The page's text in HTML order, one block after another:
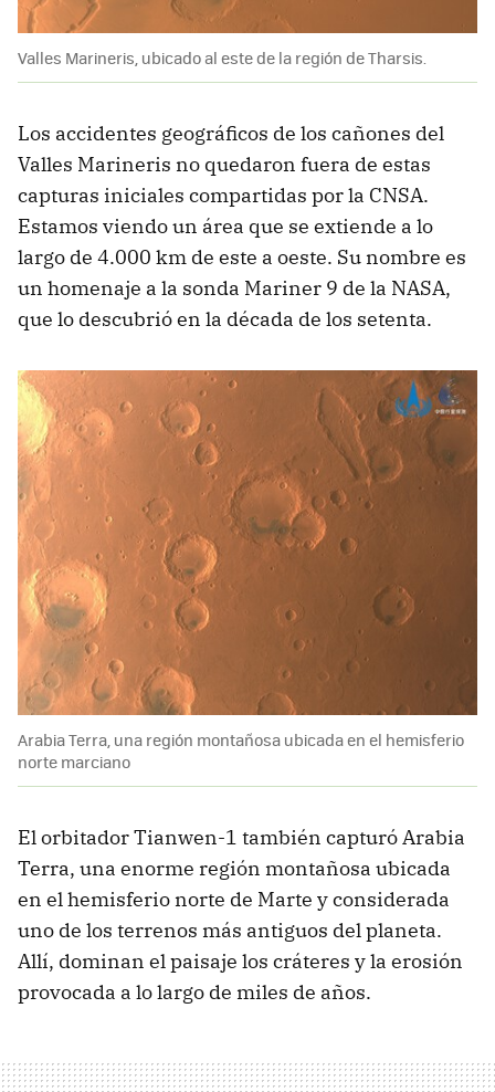
Valles Marineris, ubicado al este de la región de Tharsis.
Los accidentes geográficos de los cañones del
Valles Marineris no quedaron fuera de estas
capturas iniciales compartidas por la CNSA.
Estamos viendo un área que se extiende a lo
largo de 4.000 km de este a oeste. Su nombre es
un homenaje a la sonda Mariner 9 de la NASA,
que lo descubrió en la década de los setenta.
Arabia Terra, una región montañosa ubicada en el hemisferio
norte marciano
El orbitador Tianwen-1 también capturó Arabia
Terra, una enorme región montañosa ubicada
en el hemisferio norte de Marte y considerada
uno de los terrenos más antiguos del planeta.
Allí, dominan el paisaje los cráteres y la erosión
provocada a lo largo de miles de años.